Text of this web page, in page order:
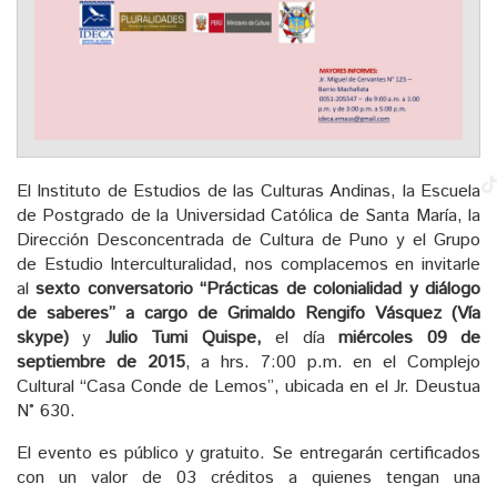
El Instituto de Estudios de las Culturas Andinas, la Escuela
de Postgrado de la Universidad Católica de Santa María, la
Dirección Desconcentrada de Cultura de Puno y el Grupo
de Estudio Interculturalidad, nos complacemos en invitarle
alsexto conversatorio “Prácticas de colonialidad y diálogo
de saberes” a cargo de Grimaldo Rengifo Vásquez (Vía
skype)y Julio Tumi Quispe, el díamiércoles 09 de
septiembre de 2015, a hrs. 7:00 p.m. en el Complejo
Cultural “Casa Conde de Lemos”, ubicada en el Jr. Deustua
N° 630.
El evento es público y gratuito. Se entregarán certificados
con un valor de 03 créditos a quienes tengan una